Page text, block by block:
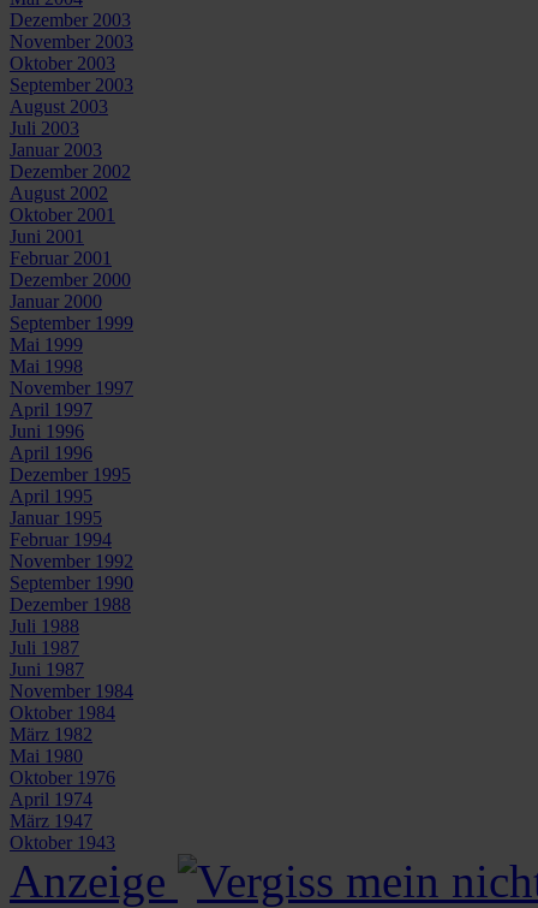
Dezember 2003
November 2003
Oktober 2003
September 2003
August 2003
Juli 2003
Januar 2003
Dezember 2002
August 2002
Oktober 2001
Juni 2001
Februar 2001
Dezember 2000
Januar 2000
September 1999
Mai 1999
Mai 1998
November 1997
April 1997
Juni 1996
April 1996
Dezember 1995
April 1995
Januar 1995
Februar 1994
November 1992
September 1990
Dezember 1988
Juli 1988
Juli 1987
Juni 1987
November 1984
Oktober 1984
März 1982
Mai 1980
Oktober 1976
April 1974
März 1947
Oktober 1943
Anzeige